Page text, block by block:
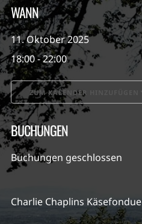
WANN
11. Oktober 2025
18:00 - 22:00
ZUM KALENDER HINZUFÜGEN
ICS herunterladen
BUCHUNGEN
Buchungen geschlossen
Charlie Chaplins Käsefondue